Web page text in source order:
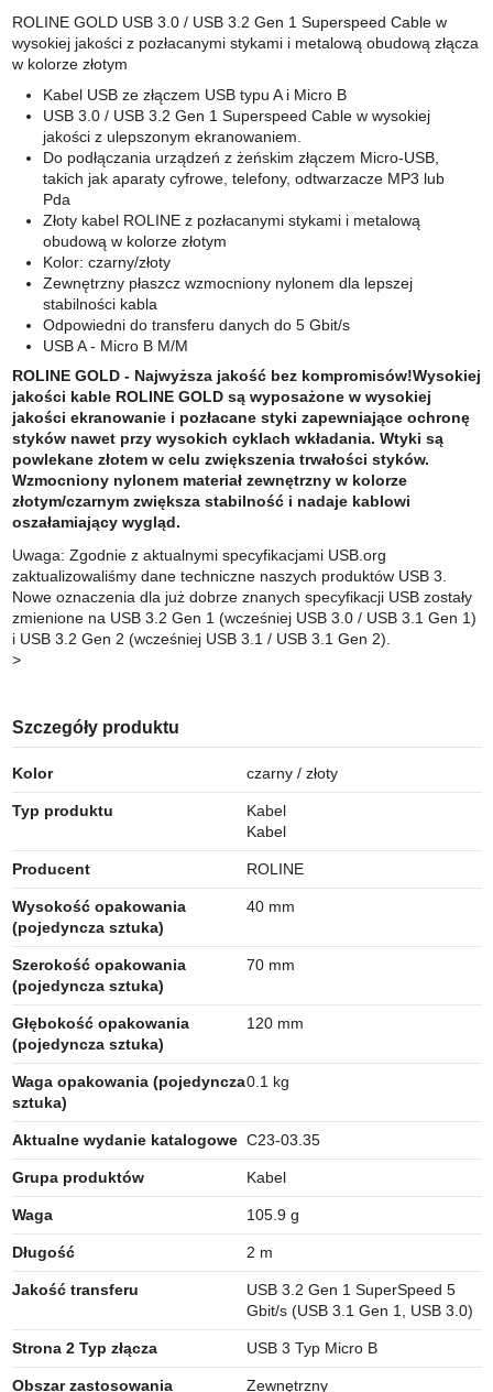
ROLINE GOLD USB 3.0 / USB 3.2 Gen 1 Superspeed Cable w
wysokiej jakości z pozłacanymi stykami i metalową obudową złącza
w kolorze złotym
Kabel USB ze złączem USB typu A i Micro B
USB 3.0 / USB 3.2 Gen 1 Superspeed Cable w wysokiej
jakości z ulepszonym ekranowaniem.
Do podłączania urządzeń z żeńskim złączem Micro-USB,
takich jak aparaty cyfrowe, telefony, odtwarzacze MP3 lub
Pda
Złoty kabel ROLINE z pozłacanymi stykami i metalową
obudową w kolorze złotym
Kolor: czarny/złoty
Zewnętrzny płaszcz wzmocniony nylonem dla lepszej
stabilności kabla
Odpowiedni do transferu danych do 5 Gbit/s
USB A - Micro B M/M
ROLINE GOLD - Najwyższa jakość bez kompromisów!Wysokiej
jakości kable ROLINE GOLD są wyposażone w wysokiej
jakości ekranowanie i pozłacane styki zapewniające ochronę
styków nawet przy wysokich cyklach wkładania. Wtyki są
powlekane złotem w celu zwiększenia trwałości styków.
Wzmocniony nylonem materiał zewnętrzny w kolorze
złotym/czarnym zwiększa stabilność i nadaje kablowi
oszałamiający wygląd.
Uwaga: Zgodnie z aktualnymi specyfikacjami USB.org
zaktualizowaliśmy dane techniczne naszych produktów USB 3.
Nowe oznaczenia dla już dobrze znanych specyfikacji USB zostały
zmienione na USB 3.2 Gen 1 (wcześniej USB 3.0 / USB 3.1 Gen 1)
i USB 3.2 Gen 2 (wcześniej USB 3.1 / USB 3.1 Gen 2).
>
Szczegóły produktu
Kolor czarny / złoty
Typ produktu
Kabel
Kabel
Producent ROLINE
Wysokość opakowania
(pojedyncza sztuka)
40 mm
Szerokość opakowania
(pojedyncza sztuka)
70 mm
Głębokość opakowania
(pojedyncza sztuka)
120 mm
Waga opakowania (pojedyncza
sztuka)
0.1 kg
Aktualne wydanie katalogowe C23-03.35
Grupa produktów Kabel
Waga 105.9 g
Długość 2 m
Jakość transferu
USB 3.2 Gen 1 SuperSpeed 5
Gbit/s (USB 3.1 Gen 1, USB 3.0)
Strona 2 Typ złącza USB 3 Typ Micro B
Obszar zastosowania Zewnętrzny